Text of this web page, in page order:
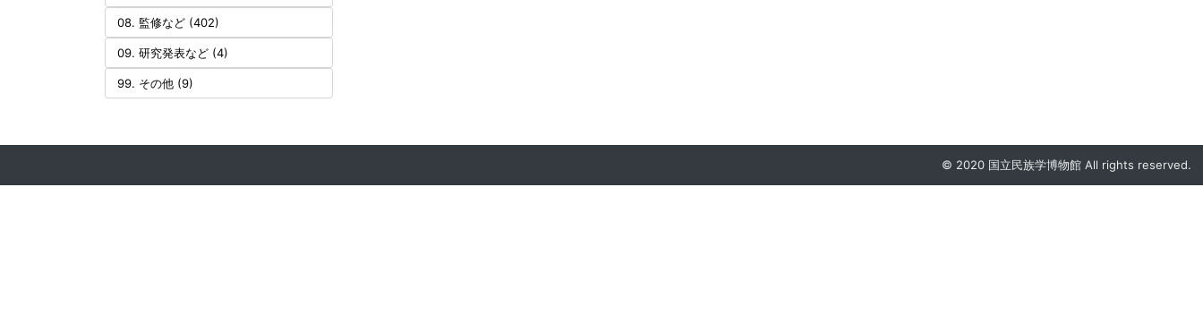
08. 監修など (402)
09. 研究発表など (4)
99. その他 (9)
© 2020 国立民族学博物館 All rights reserved.